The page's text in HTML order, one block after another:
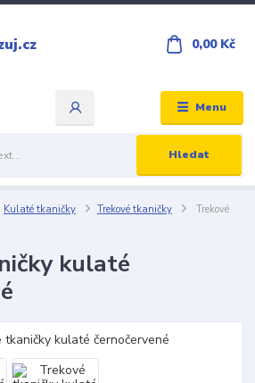
Menu
Hledat
0,00 Kč
Kulaté tkaničky Trekové tkaničky
Trekové
kulaté